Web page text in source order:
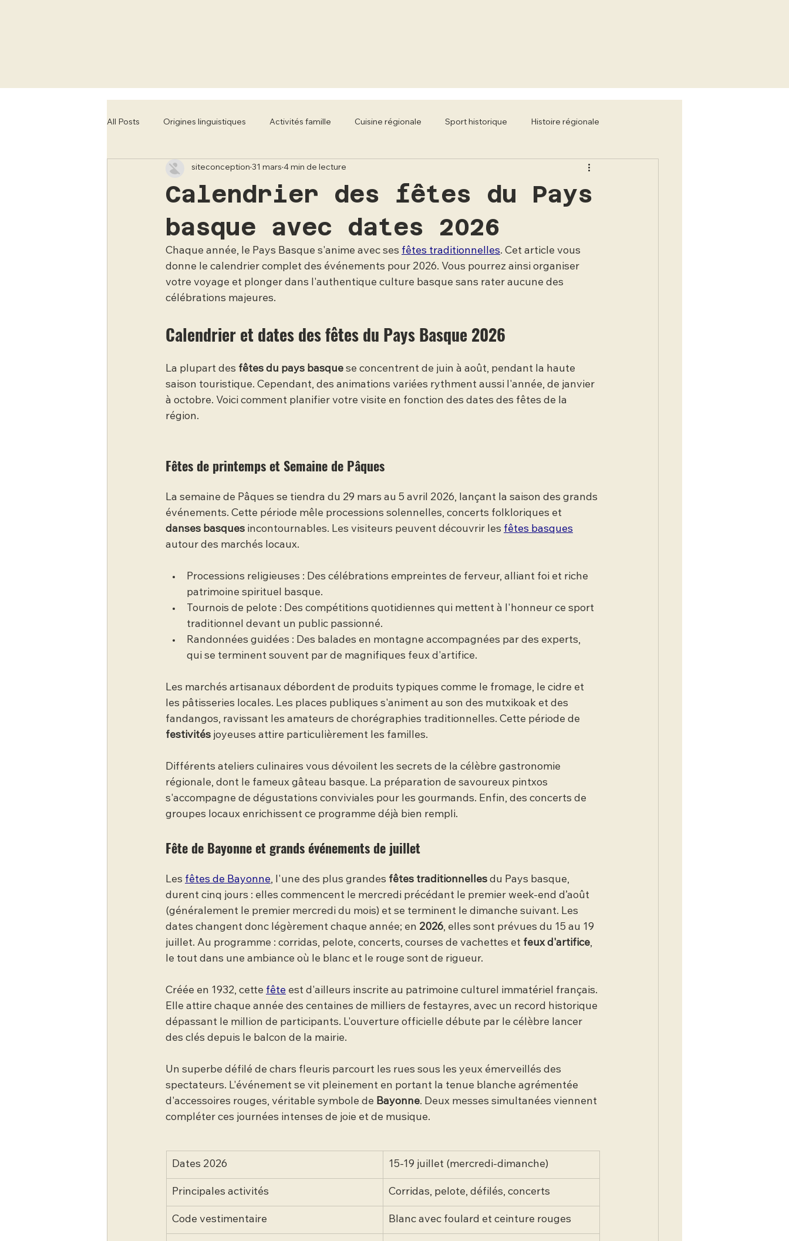
All Posts Origines linguistiques Activités famille Cuisine régionale Sport historique Histoire régionale
Tourisme régional Concerts classiques Mobilier Literie
Calendrier des fêtes du Pays
basque avec dates 2026
siteconception 31 mars 4 min de lecture
Chaque année, le Pays Basque s'anime avec ses fêtes traditionnelles. Cet article vous
donne le calendrier complet des événements pour 2026. Vous pourrez ainsi organiser
votre voyage et plonger dans l'authentique culture basque sans rater aucune des
célébrations majeures.
Calendrier et dates des fêtes du Pays Basque 2026
La plupart des fêtes du pays basque se concentrent de juin à août, pendant la haute
saison touristique. Cependant, des animations variées rythment aussi l'année, de janvier
à octobre. Voici comment planifier votre visite en fonction des dates des fêtes de la
région.
Fêtes de printemps et Semaine de Pâques
La semaine de Pâques se tiendra du 29 mars au 5 avril 2026, lançant la saison des grands
événements. Cette période mêle processions solennelles, concerts folkloriques et
danses basques incontournables. Les visiteurs peuvent découvrir les fêtes basques
autour des marchés locaux.
Processions religieuses : Des célébrations empreintes de ferveur, alliant foi et riche
patrimoine spirituel basque.
Tournois de pelote : Des compétitions quotidiennes qui mettent à l'honneur ce sport
traditionnel devant un public passionné.
Randonnées guidées : Des balades en montagne accompagnées par des experts,
qui se terminent souvent par de magnifiques feux d'artifice.
Les marchés artisanaux débordent de produits typiques comme le fromage, le cidre et
les pâtisseries locales. Les places publiques s'animent au son des mutxikoak et des
fandangos, ravissant les amateurs de chorégraphies traditionnelles. Cette période de
festivités joyeuses attire particulièrement les familles.
Différents ateliers culinaires vous dévoilent les secrets de la célèbre gastronomie
régionale, dont le fameux gâteau basque. La préparation de savoureux pintxos
s'accompagne de dégustations conviviales pour les gourmands. Enfin, des concerts de
groupes locaux enrichissent ce programme déjà bien rempli.
Fête de Bayonne et grands événements de juillet
Les fêtes de Bayonne, l'une des plus grandes fêtes traditionnelles du Pays basque,
durent cinq jours : elles commencent le mercredi précédant le premier week-end d’août
(généralement le premier mercredi du mois) et se terminent le dimanche suivant. Les
dates changent donc légèrement chaque année; en 2026, elles sont prévues du 15 au 19
juillet. Au programme : corridas, pelote, concerts, courses de vachettes et feux d'artifice,
le tout dans une ambiance où le blanc et le rouge sont de rigueur.
Créée en 1932, cette fête est d'ailleurs inscrite au patrimoine culturel immatériel français.
Elle attire chaque année des centaines de milliers de festayres, avec un record historique
dépassant le million de participants. L'ouverture officielle débute par le célèbre lancer
des clés depuis le balcon de la mairie.
Un superbe défilé de chars fleuris parcourt les rues sous les yeux émerveillés des
spectateurs. L'événement se vit pleinement en portant la tenue blanche agrémentée
d'accessoires rouges, véritable symbole de Bayonne. Deux messes simultanées viennent
compléter ces journées intenses de joie et de musique.
Dates 2026 15-19 juillet (mercredi-dimanche)
Principales activités Corridas, pelote, défilés, concerts
Code vestimentaire Blanc avec foulard et ceinture rouges